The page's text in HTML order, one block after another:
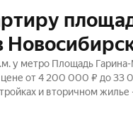
у метро Площадь
цене от 4 200 000 ₽ до
и вторичном жилье